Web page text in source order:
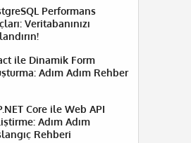
Performans
Veritabanınızı
ile Dinamik Form
Adım Adım Rehber
Core ile Web API
Adım Adım
Rehberi